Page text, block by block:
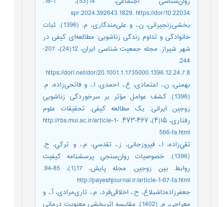
10.22034/spr.2024.392643.1829. https://dor
بخشی‌‌زنجیرانی، ن.، و علی‌‌مندگاری، م. (1396). ثبات
خانوادگی و تداوم زندگی زناشویی: مطالعه‌ای کیفی در
شهر شیراز. مجله جمعیت شناسی ایران، 12(24)، 207-
244.
https://dorl.net/dor/20.1001.1.1735000.1396.12.24.7.8
بهمنی، ن.، اعتمادی، ع.، احمدی، ا.، و فاتحی‌‌زاده، م.
(1396). کشف عوامل مؤثر بر سرخوردگی زناشویی
زوجین ایرانی: یک مطالعه کیفی. تحقیقات علوم
رفتاری، ۱۵(۴)، ۴۶۷-۴۷۳. http://rbs.mui.ac.ir/article-1-
566-fa.html
تقي‌‌زاده، ا.، فیروزجانی، ز.، تقدسي، م.، و تركي، ح.
(1396). خصوصيات روان‌‌سنجي پرسشنامه کيفيت
روابط بين زوجين. مجله پايش، 17(1)، 85-94.
http://payeshjournal.ir/article-1-67-fa.html
جعفرزاده‌‌داشبلاغ، ح.، اخلاقی‌‌فرد، م.، تاری‌‌مرادی، آ.، و
معراجی، م. (1402). مقایسه اثربخشی معنویت درمانی